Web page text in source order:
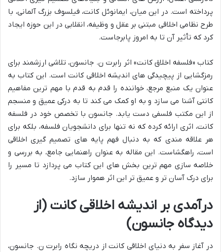
پرداخته است. در این میان، ایمانوئل کانت، فیلسوف بزرگ آلمانی، با
طرح نظامی اخلاقی مبتنی بر عقل و وظیفه، انقلابی در این حوزه ایجاد
کرد که تأثیر آن تا به امروز پابرجاست.
کتاب «فلسفه اخلاق کانت» اثر رابرت ن. جانسون، تلاشی ارزشمند برای
رمزگشایی از پیچیدگی های اندیشه اخلاقی کانت است. این کتاب به
عنوان یک منبع مرجع، خواننده را قدم به قدم با مهم ترین مفاهیم
کانتی آشنا می سازد و به او کمک می کند تا به درکی عمیق و منسجم
از این مکتب فلسفی دست یابد. جانسون با تخصص خود در فلسفه
کانت، اثری ارائه کرده که نه تنها برای دانشجویان فلسفه، بلکه برای
هر علاقه مندی که به دنبال فهم پایه های تصمیم گیری اخلاقی
است، راهگشاست. این مقاله به عنوان راهنمایی جامع، به بررسی و
خلاصه سازی مهم ترین بخش های این کتاب می پردازد تا مسیر را
برای درک آسان تر و عمیق تر این اثر هموار سازد.
درآمدی بر اندیشه اخلاقی کانت (از
دیدگاه جانسون)
در آغاز سفر به دنیای اخلاقی کانت از دریچه نگاه رابرت ن. جانسون،